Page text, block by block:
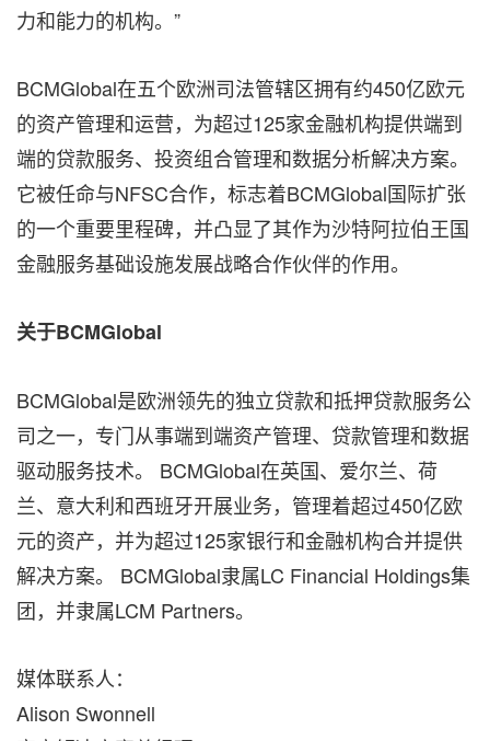
力和能力的机构。”
BCMGlobal在五个欧洲司法管辖区拥有约450亿欧元
的资产管理和运营，为超过125家金融机构提供端到
端的贷款服务、投资组合管理和数据分析解决方案。
它被任命与NFSC合作，标志着BCMGlobal国际扩张
的一个重要里程碑，并凸显了其作为沙特阿拉伯王国
金融服务基础设施发展战略合作伙伴的作用。
关于BCMGlobal
BCMGlobal是欧洲领先的独立贷款和抵押贷款服务公
司之一，专门从事端到端资产管理、贷款管理和数据
驱动服务技术。 BCMGlobal在英国、爱尔兰、荷
兰、意大利和西班牙开展业务，管理着超过450亿欧
元的资产，并为超过125家银行和金融机构合并提供
解决方案。 BCMGlobal隶属LC Financial Holdings集
团，并隶属LCM Partners。
媒体联系人：
Alison Swonnell